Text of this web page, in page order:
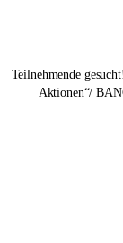
Teilnehmende